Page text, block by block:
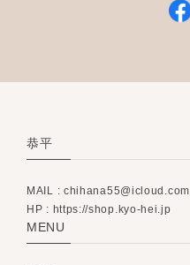
恭平
MAIL : chihana55@icloud.com
HP : https://shop.kyo-hei.jp
MENU